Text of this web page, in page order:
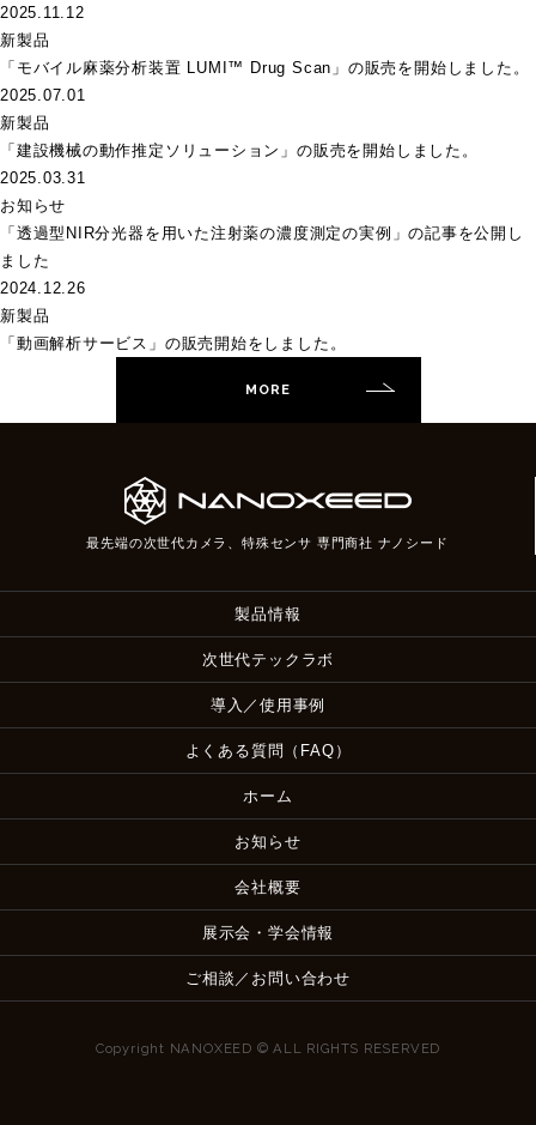
2025.11.12
新製品
「モバイル麻薬分析装置 LUMI™ Drug Scan」の販売を開始しました。
2025.07.01
新製品
「建設機械の動作推定ソリューション」の販売を開始しました。
2025.03.31
お知らせ
「透過型NIR分光器を用いた注射薬の濃度測定の実例」の記事を公開し
ました
2024.12.26
新製品
「動画解析サービス」の販売開始をしました。
MORE
最先端の次世代カメラ、特殊センサ 専門商社 ナノシード
製品情報
次世代テックラボ
導入／使用事例
よくある質問（FAQ）
ホーム
お知らせ
会社概要
展示会・学会情報
ご相談／お問い合わせ
Copyright NANOXEED © ALL RIGHTS RESERVED